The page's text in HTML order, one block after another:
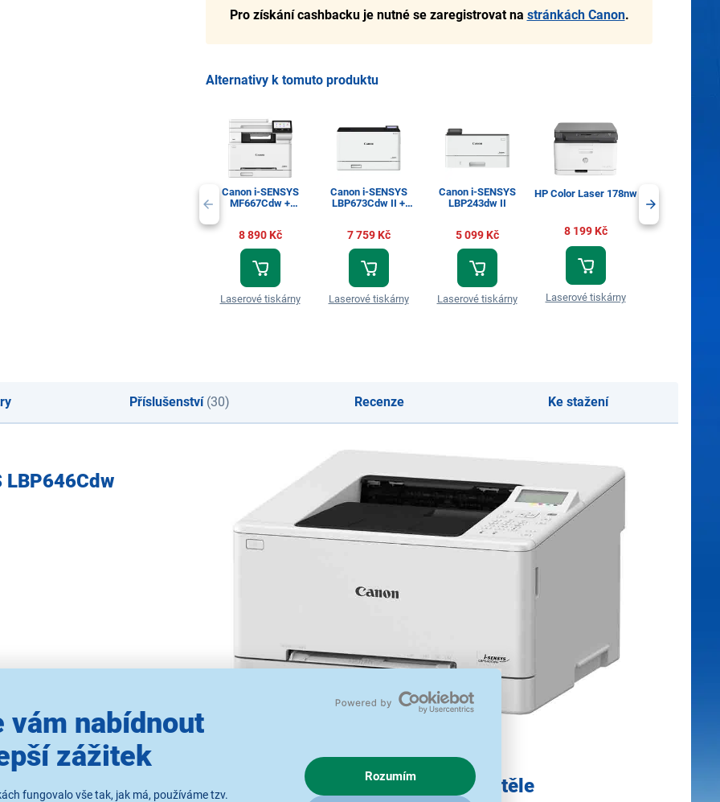
vám nabídnout
zážitek
fungovalo vše tak, jak má, používáme tzv.
Rozumím
Pro získání cashbacku je nutné se zaregistrovat na stránkách Canon.
Alternativy k tomuto produktu
Canon i-SENSYS
MF667Cdw +
8 890 Kč
Laserové tiskárny
Canon i-SENSYS
LBP673Cdw II +
7 759 Kč
Laserové tiskárny
Canon i-SENSYS
LBP243dw II
5 099 Kč
Laserové tiskárny
HP Color Laser 178nw
8 199 Kč
Laserové tiskárny
Příslušenství(30) Recenze Ke stažení
LBP646Cdw
Profesionální výkon v kompaktním těle